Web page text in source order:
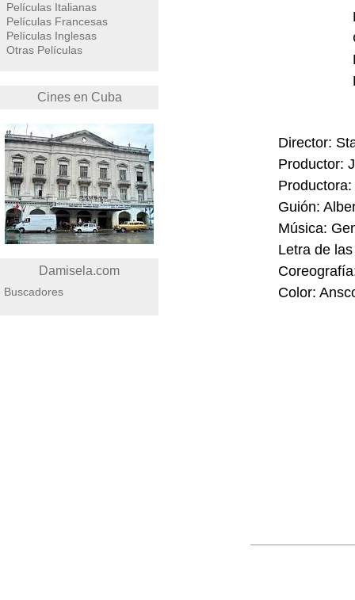
Películas Italianas
Películas Francesas
Películas Inglesas
Otras Películas
Cines en Cuba
Damisela.com
Buscadores
Director:
Productor:
Guión:
Música:
Letra de
Color: